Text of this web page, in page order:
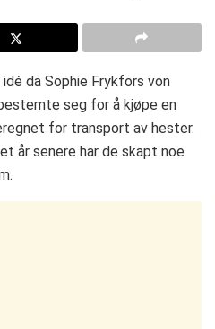
da Sophie Frykfors von
seg for å kjøpe en
for transport av hester.
år senere har de skapt noe